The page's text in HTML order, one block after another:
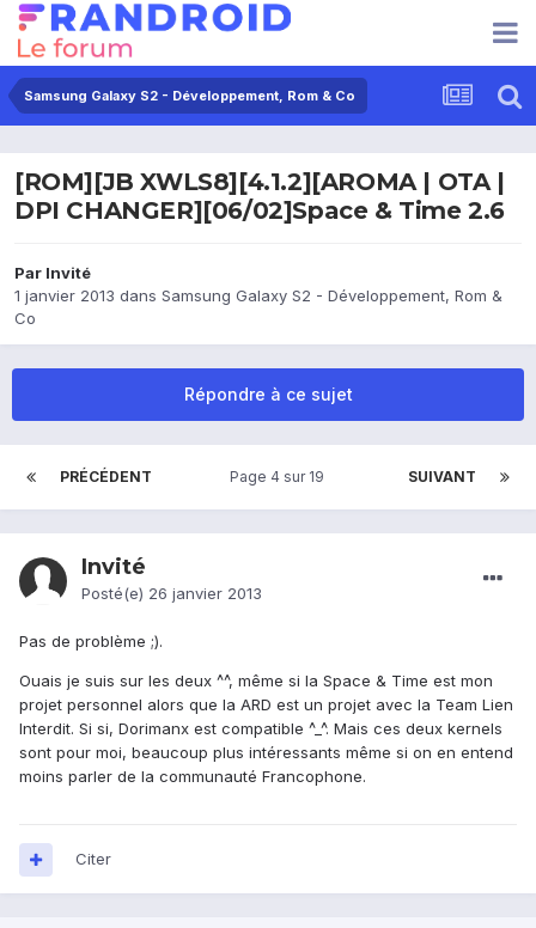
Samsung Galaxy S2 - Développement, Rom & Co
[ROM][JB XWLS8][4.1.2][AROMA | OTA |
DPI CHANGER][06/02]Space & Time 2.6
Par Invité
1 janvier 2013 dans Samsung Galaxy S2 - Développement, Rom &
Co
Répondre à ce sujet
PRÉCÉDENT SUIVANT
Page 4 sur 19
Invité
Posté(e) 26 janvier 2013
Pas de problème ;).
Ouais je suis sur les deux ^^, même si la Space & Time est mon
projet personnel alors que la ARD est un projet avec la Team Lien
Interdit. Si si, Dorimanx est compatible ^_^. Mais ces deux kernels
sont pour moi, beaucoup plus intéressants même si on en entend
moins parler de la communauté Francophone.
Citer